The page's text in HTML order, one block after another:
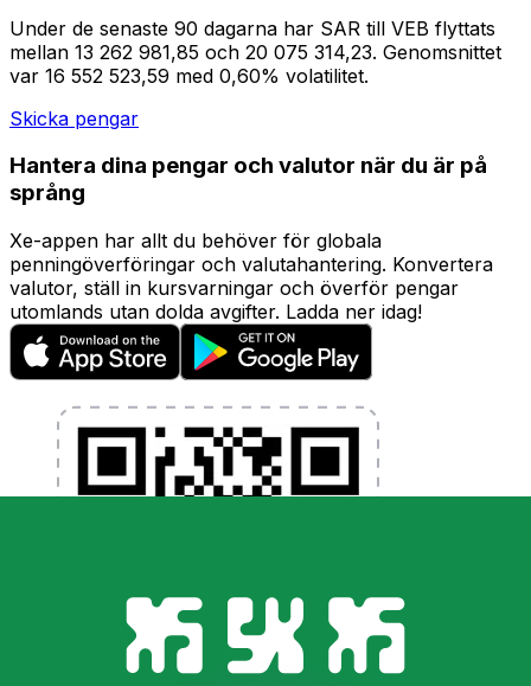
Under de senaste 90 dagarna har SAR till VEB flyttats
mellan 13 262 981,85 och 20 075 314,23. Genomsnittet
var 16 552 523,59 med 0,60% volatilitet.
Skicka pengar
Hantera dina pengar och valutor när du är på
språng
Xe-appen har allt du behöver för globala
penningöverföringar och valutahantering. Konvertera
valutor, ställ in kursvarningar och överför pengar
utomlands utan dolda avgifter. Ladda ner idag!